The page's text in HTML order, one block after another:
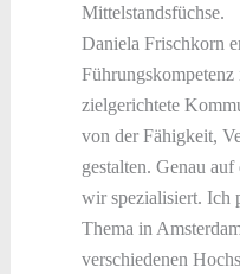
Mittelstandsfüchse.
Daniela Frischkorn
zielgerichtete
von der Fähigkeit,
gestalten. Genau
wir spezialisiert. Ich
Thema in
verschiedenen